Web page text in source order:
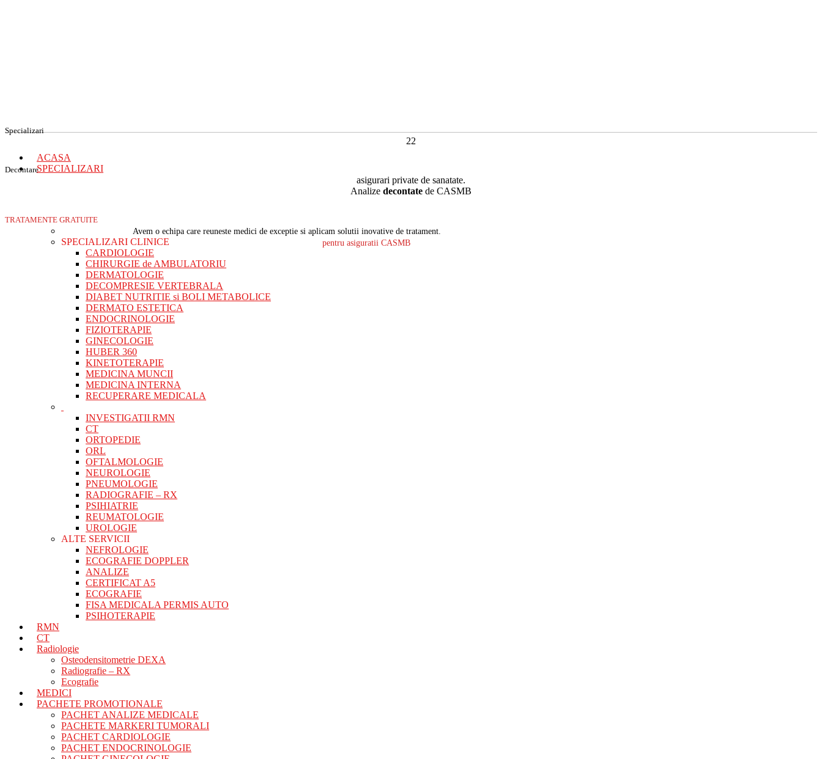
Specializari
22
Decontare
asigurari private de sanatate.
Analize decontate de CASMB
TRATAMENTE GRATUITE
pentru asiguratii CASMB
ACASA
SPECIALIZARI
Avem o echipa care reuneste medici de exceptie si aplicam solutii inovative de tratament.
SPECIALIZARI CLINICE
CARDIOLOGIE
CHIRURGIE de AMBULATORIU
DERMATOLOGIE
DECOMPRESIE VERTEBRALA
DIABET NUTRITIE si BOLI METABOLICE
DERMATO ESTETICA
ENDOCRINOLOGIE
FIZIOTERAPIE
GINECOLOGIE
HUBER 360
KINETOTERAPIE
MEDICINA MUNCII
MEDICINA INTERNA
RECUPERARE MEDICALA
INVESTIGATII RMN
CT
ORTOPEDIE
ORL
OFTALMOLOGIE
NEUROLOGIE
PNEUMOLOGIE
RADIOGRAFIE – RX
PSIHIATRIE
REUMATOLOGIE
UROLOGIE
ALTE SERVICII
NEFROLOGIE
ECOGRAFIE DOPPLER
ANALIZE
CERTIFICAT A5
ECOGRAFIE
FISA MEDICALA PERMIS AUTO
PSIHOTERAPIE
RMN
CT
Radiologie
Osteodensitometrie DEXA
Radiografie – RX
Ecografie
MEDICI
PACHETE PROMOTIONALE
PACHET ANALIZE MEDICALE
PACHETE MARKERI TUMORALI
PACHET CARDIOLOGIE
PACHET ENDOCRINOLOGIE